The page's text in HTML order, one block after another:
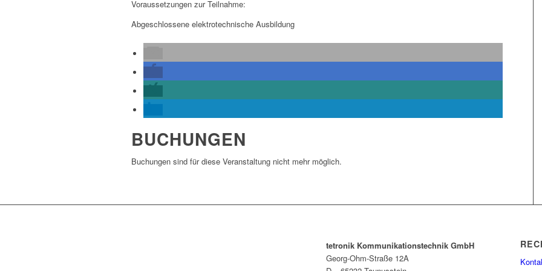
Voraussetzungen zur Teilnahme:
Abgeschlossene elektrotechnische Ausbildung
BUCHUNGEN
Buchungen sind für diese Veranstaltung nicht mehr möglich.
tetronik Kommunikationstechnik GmbH
Georg-Ohm-Straße 12A